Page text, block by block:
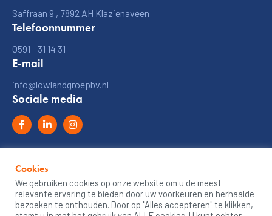
Saffraan 9 , 7892 AH Klazienaveen
Telefoonnummer
0591 - 31 14 31
E-mail
info@lowlandgroepbv.nl
Sociale media
Privacy Policy
Algemene voorwaarden
Cookies
We gebruiken cookies op onze website om u de meest
relevante ervaring te bieden door uw voorkeuren en herhaalde
bezoeken te onthouden. Door op "Alles accepteren" te klikken,